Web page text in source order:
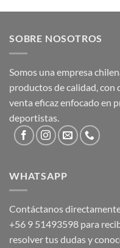
SOBRE NOSOTROS
Somos una empresa
productos de calidad, con
venta eficaz enfocado en
deportistas.
WHATSAPP
Contáctanos
+56 9 51493598 para
resolver tus dudas y